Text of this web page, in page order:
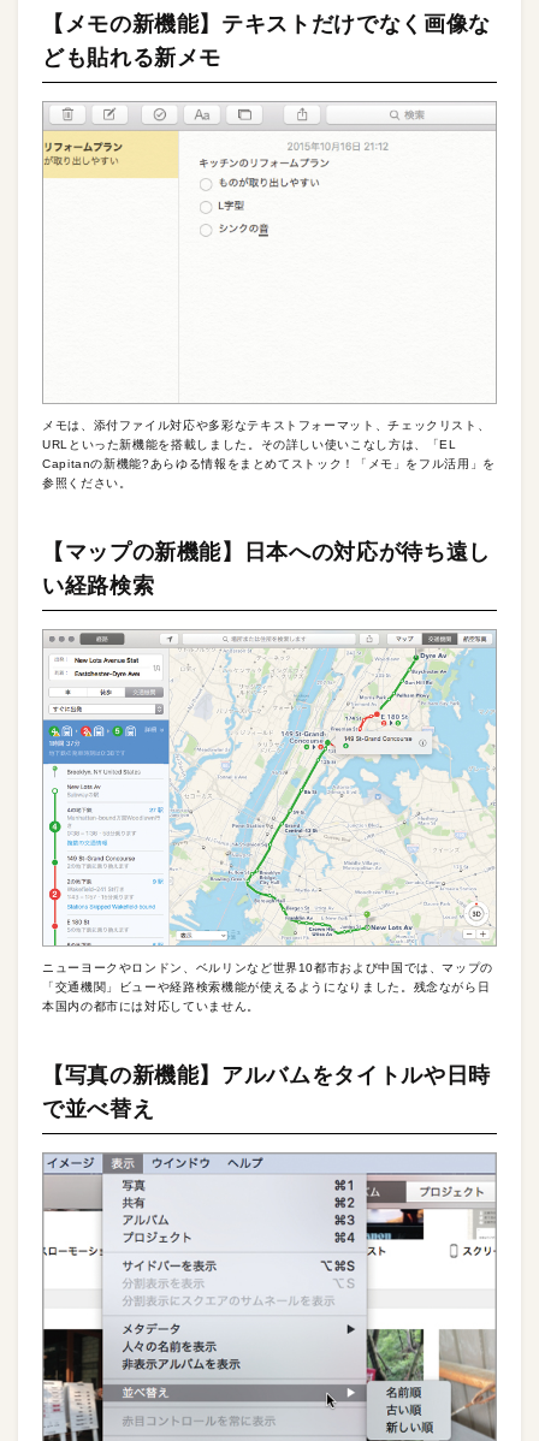
【メモの新機能】テキストだけでなく画像な
ども貼れる新メモ
メモは、添付ファイル対応や多彩なテキストフォーマット、チェックリスト、
URLといった新機能を搭載しました。その詳しい使いこなし方は、「EL
Capitanの新機能?あらゆる情報をまとめてストック！「メモ」をフル活用」を
参照ください。
【マップの新機能】日本への対応が待ち遠し
い経路検索
ニューヨークやロンドン、ベルリンなど世界10都市および中国では、マップの
「交通機関」ビューや経路検索機能が使えるようになりました。残念ながら日
本国内の都市には対応していません。
【写真の新機能】アルバムをタイトルや日時
で並べ替え